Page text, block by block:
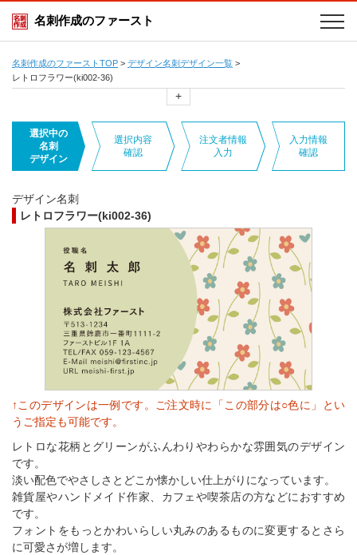
名刺作成のファースト
名刺作成のファーストTOP > デザイン名刺デザイン一覧 >
レトロフラワー(ki002-36)
+
選択中の
名刺
デザイン
選択内容
確認
注文者情報
入力
入力情報
確認
デザイン名刺
レトロフラワー(ki002-36)
↑このデザインは一例です。ご注文時に「この部分は○色に」とい
うご指定も可能です。
レトロな花柄とグリーンがふんわりやわらかな雰囲気のデザイン
です。
淡い配色でやさしさとどこか懐かしい仕上がりになっています。
雑貨屋やハンドメイド作家、カフェや喫茶店の方などにおすすめ
です。
フォントをもっとかわいらしい丸みのあるものに変更するとさら
に可愛さが増します。